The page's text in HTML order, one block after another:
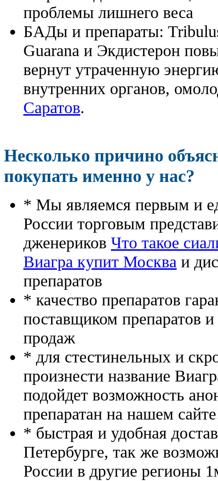
проблемы лишнего веса
БАДы и препараты:
Guarana и Экдистерон
вернут утраченную
внутренних органов,
Саратов.
Несколько причино
покупать именно у нас?
* Мы являемся первым и
России торговым
дженериков Что такое
Виагра купит Москва и
препаратов
* качество препаратов
поставщиком препаратов
продаж
* для стестинельных и
произнести название
подойдет возможность
препаратан на нашем
* быстрая и удобная
Петербурге, так же
России в другие регионы